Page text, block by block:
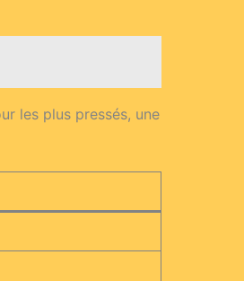
les plus pressés, une